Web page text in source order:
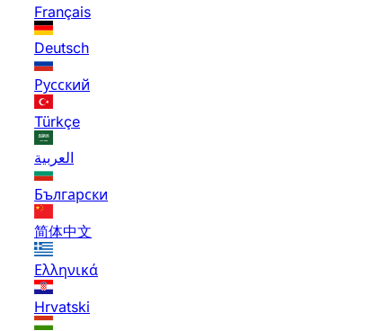
Français
Deutsch
Русский
Türkçe
العربية
Български
简体中文
Ελληνικά
Hrvatski